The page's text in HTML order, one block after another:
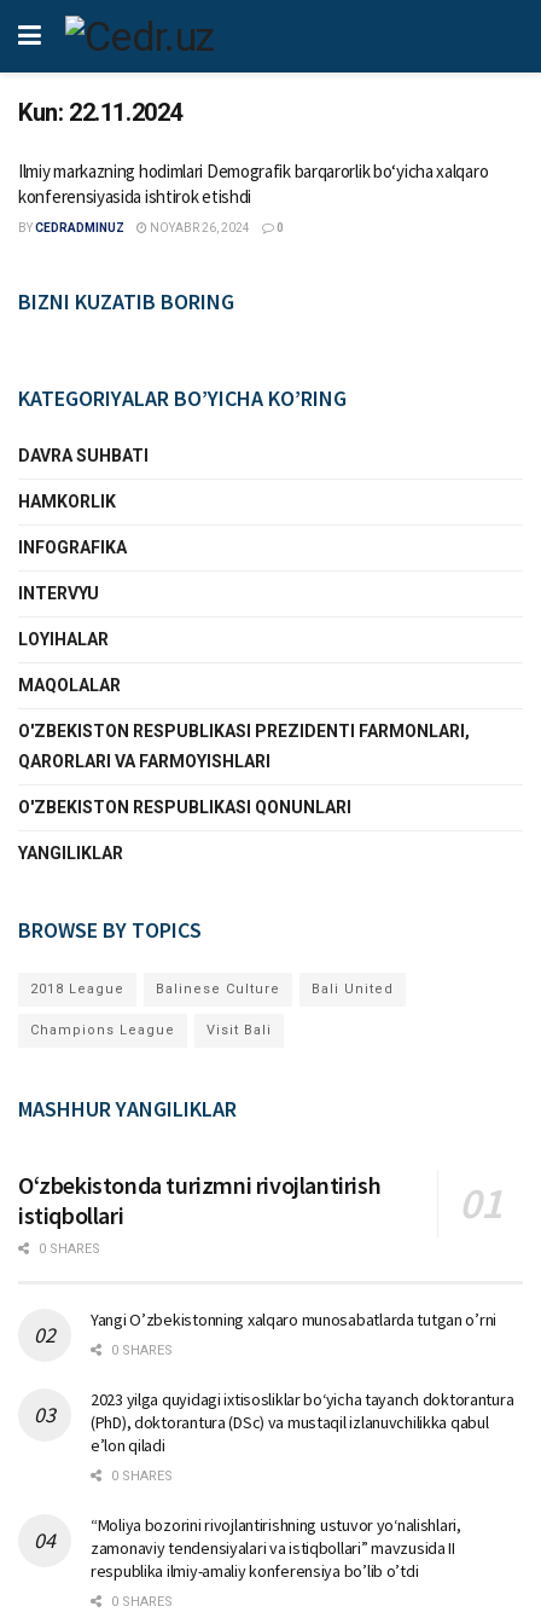
Kun: 22.11.2024
Ilmiy markazning hodimlari Demografik barqarorlik bo‘yicha xalqaro
konferensiyasida ishtirok etishdi
BYCEDRADMINUZ NOYABR 26, 2024 0
BIZNI KUZATIB BORING
KATEGORIYALAR BO’YICHA KO’RING
DAVRA SUHBATI
HAMKORLIK
INFOGRAFIKA
INTERVYU
LOYIHALAR
MAQOLALAR
O'ZBEKISTON RESPUBLIKASI PREZIDENTI FARMONLARI,
QARORLARI VA FARMOYISHLARI
O'ZBEKISTON RESPUBLIKASI QONUNLARI
YANGILIKLAR
BROWSE BY TOPICS
2018 League Balinese Culture Bali United
Champions League Visit Bali
MASHHUR YANGILIKLAR
Oʻzbekistonda turizmni rivojlantirish
istiqbollari
0 SHARES
Yangi O’zbekistonning xalqaro munosabatlarda tutgan o’rni
0 SHARES
2023 yilga quyidagi ixtisosliklar bо‘yicha tayanch doktorantura
(PhD), doktorantura (DSc) va mustaqil izlanuvchilikka qabul
e’lon qiladi
0 SHARES
“Moliya bozorini rivojlantirishning ustuvor yo‘nalishlari,
zamonaviy tendensiyalari va istiqbollari” mavzusida II
respublika ilmiy-amaliy konferensiya bo’lib o’tdi
0 SHARES